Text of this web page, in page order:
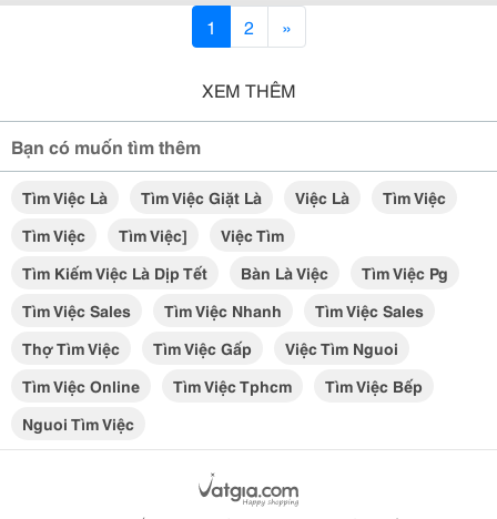
1 2 »
XEM THÊM
Bạn có muốn tìm thêm
Tìm Việc Là Tìm Việc Giặt Là Việc Là
Tìm Việc
Tìm Việc
Tìm Việc]
Việc Tìm
Tìm Kiếm Việc Là Dịp Tết
Bàn Là Việc
Tìm Việc Pg
Tìm Việc Sales
Tìm Việc Nhanh
Tìm Việc Sales
Thợ Tìm Việc
Tìm Việc Gấp
Việc Tìm Nguoi
Tìm Việc Online
Tìm Việc Tphcm
Tìm Việc Bếp
Nguoi Tìm Việc